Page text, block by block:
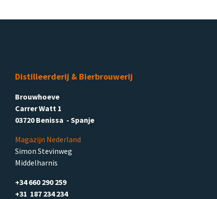
Distilleerderij & Bierbrouwerij
Brouwhoeve
Carrer Watt 1
03720 Benissa - Spanje
Magazijn Nederland
Simon Stevinweg
Middelharnis
+34 660 290 259
+31 187 234 234